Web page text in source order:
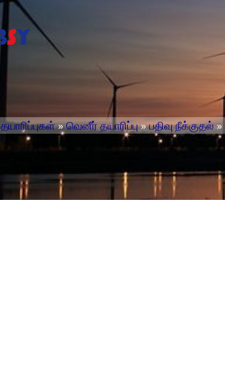
தயாரிப்புகள்»வெனீர் தயாரிப்பு»பதிவு நீக்குதல்»